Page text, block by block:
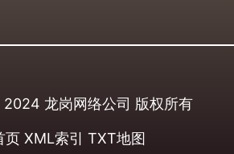
龙岗网络公司 版权所有
页 XML索引 TXT地图